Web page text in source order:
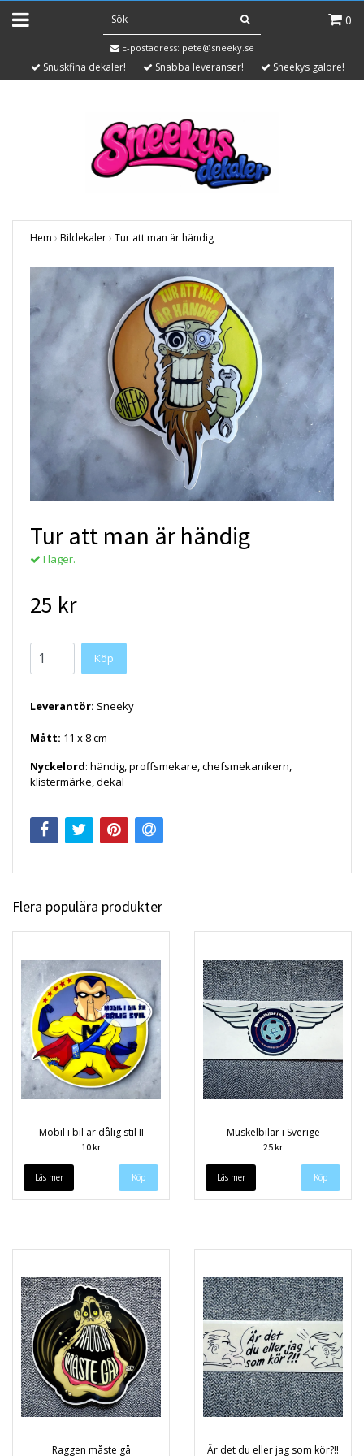
0
E-postadress: pete@sneeky.se
Snuskfina dekaler! Snabba leveranser! Sneekys galore!
Hem › Bildekaler› Tur att man är händig
Tur att man är händig
I lager.
25 kr
Köp
Leverantör: Sneeky
Mått: 11 x 8 cm
Nyckelord: händig, proffsmekare, chefsmekanikern,
klistermärke, dekal
Flera populära produkter
Mobil i bil är dålig stil II
10 kr
Läs mer
Muskelbilar i Sverige
25 kr
Läs mer
Raggen måste gå Är det du eller jag som kör?!!